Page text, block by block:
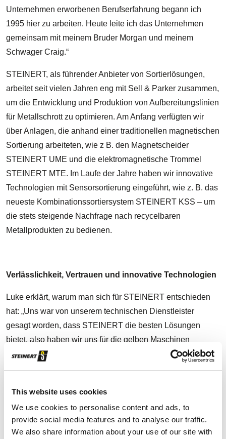
This website uses cookies
We use cookies to personalise content and ads, to
provide social media features and to analyse our traffic.
We also share information about your use of our site with
Unternehmen erworbenen Berufserfahrung begann ich
1995 hier zu arbeiten. Heute leite ich das Unternehmen
gemeinsam mit meinem Bruder Morgan und meinem
Schwager Craig.“
STEINERT, als führender Anbieter von Sortierlösungen,
arbeitet seit vielen Jahren eng mit Sell & Parker zusammen,
um die Entwicklung und Produktion von Aufbereitungslinien
für Metallschrott zu optimieren. Am Anfang verfügten wir
über Anlagen, die anhand einer traditionellen magnetischen
Sortierung arbeiteten, wie z B. den Magnetscheider
STEINERT UME und die elektromagnetische Trommel
STEINERT MTE. Im Laufe der Jahre haben wir innovative
Technologien mit Sensorsortierung eingeführt, wie z. B. das
neueste Kombinationssortiersystem STEINERT KSS – um
die stets steigende Nachfrage nach recycelbaren
Metallprodukten zu bedienen.
Verlässlichkeit, Vertrauen und innovative Technologien
Luke erklärt, warum man sich für STEINERT entschieden
hat: „Uns war von unserem technischen Dienstleister
gesagt worden, dass STEINERT die besten Lösungen
bietet, also haben wir uns für die gelben Maschinen
entschieden und bereuen es nicht. Davor hatten wir im
Parker ist der Kundendienst und der After-Sales-Support ein
wesentlicher Bestandteil der langjährigen Zusammenarbeit,
da STEINERT dem Unternehmen seit jeher mit Rat und Tat